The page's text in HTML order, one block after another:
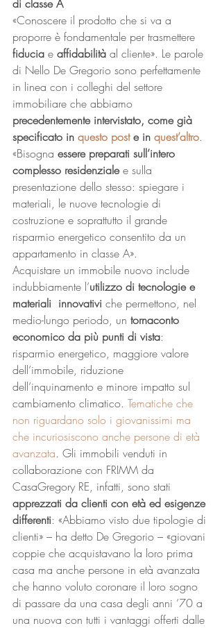
di classe A
«Conoscere il prodotto che si va a
proporre è fondamentale per trasmettere
fiducia e affidabilità al cliente». Le parole
di Nello De Gregorio sono perfettamente
in linea con i colleghi del settore
immobiliare che abbiamo
precedentemente intervistato, come già
specificato in questo post e in quest’altro.
«Bisogna essere preparati sull’intero
complesso residenziale e sulla
presentazione dello stesso: spiegare i
materiali, le nuove tecnologie di
costruzione e soprattutto il grande
risparmio energetico consentito da un
appartamento in classe A».
Acquistare un immobile nuovo include
indubbiamente l’utilizzo di tecnologie e
materiali  innovativi che permettono, nel
medio-lungo periodo, un tornaconto
economico da più punti di vista:
risparmio energetico, maggiore valore
dell’immobile, riduzione
dell’inquinamento e minore impatto sul
cambiamento climatico. Tematiche che
non riguardano solo i giovanissimi ma
che incuriosiscono anche persone di età
avanzata. Gli immobili venduti in
collaborazione con FRIMM da
CasaGregory RE, infatti, sono stati
apprezzati da clienti con età ed esigenze
differenti: «Abbiamo visto due tipologie di
clienti» – ha detto De Gregorio – «giovani
coppie che acquistavano la loro prima
casa ma anche persone in età avanzata
che hanno voluto coronare il loro sogno
di passare da una casa degli anni ’70 a
una nuova con tutti i vantaggi offerti dalle